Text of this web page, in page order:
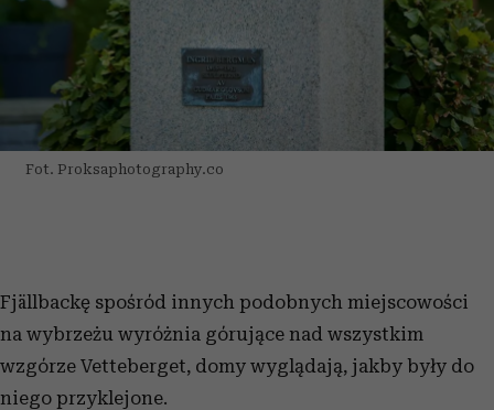
Fot. Proksaphotography.co
Fjällbackę spośród innych podobnych miejscowości
na wybrzeżu wyróżnia górujące nad wszystkim
wzgórze Vetteberget, domy wyglądają, jakby były do
niego przyklejone.